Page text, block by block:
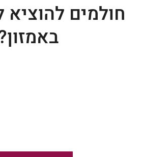
חולמים